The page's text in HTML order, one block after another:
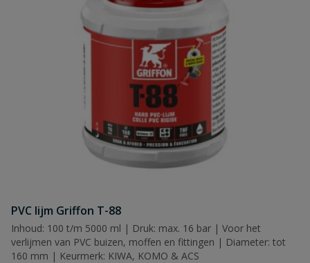
PVC lijm Griffon T-88
Inhoud: 100 t/m 5000 ml | Druk: max. 16 bar | Voor het
verlijmen van PVC buizen, moffen en fittingen | Diameter: tot
160 mm | Keurmerk: KIWA, KOMO & ACS